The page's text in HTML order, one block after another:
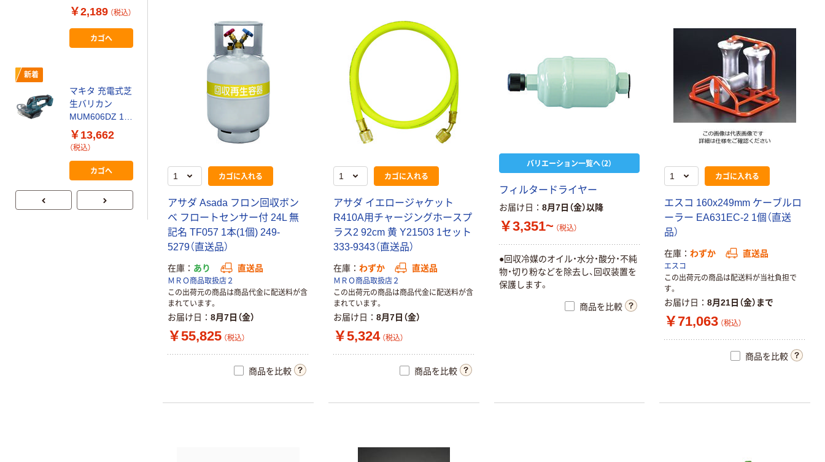
カゴに入れる
アサダ Asada フロン回収ボン
ベ フロートセンサー付 24L 無
記名 TF057 1本(1個) 249-
5279（直送品）
在庫 あり 直送品
ＭＲＯ商品取扱店２
この出荷元の商品は商品代金に配送料が含
まれています。
お届け日 8月7日（金）
￥55,825 （税込）
商品を比較
カゴに入れる
アサダ イエロージャケット
R410A用チャージングホースプ
ラス2 92cm 黄 Y21503 1セット
333-9343（直送品）
在庫 わずか 直送品
ＭＲＯ商品取扱店２
この出荷元の商品は商品代金に配送料が含
まれています。
お届け日 8月7日（金）
￥5,324 （税込）
商品を比較
バリエーション一覧へ（2）
フィルタードライヤー
お届け日 8月7日（金）以降
￥3,351~ （税込）
●回収冷媒のオイル・水分・酸分・不純
物・切り粉などを除去し、回収装置を
保護します。
商品を比較
カゴに入れる
エスコ 160x249mm ケーブルロ
ーラー EA631EC-2 1個（直送
品）
在庫 わずか 直送品
エスコ
この出荷元の商品は配送料が当社負担で
す。
お届け日 8月21日（金）まで
￥71,063 （税込）
商品を比較
EA599CC-10 1
本（直送品）
￥2,189 （税込）
カゴへ
新着
マキタ 充電式芝
生バリカン
MUM606DZ 1台
（直送品）
￥13,662
（税込）
カゴへ
送品）
カゴへ
豊光 ステンレス
ラシャ切ハサミ
240mm 830 1本
￥2,552
カゴへ
カゴへ
高儀 EMナイロ
ンコード〇直径
3mm×40m 青
2015770 1個（直
￥1,148
カゴへ
クツ φ0.6mm プ
ラスチック補修
新着
マキタ 充電式芝
生バリカン
カゴへ